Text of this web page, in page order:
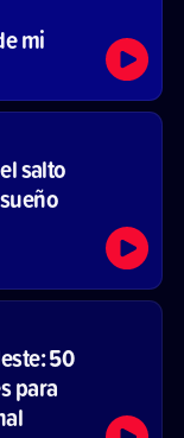
mi
salto
50
para